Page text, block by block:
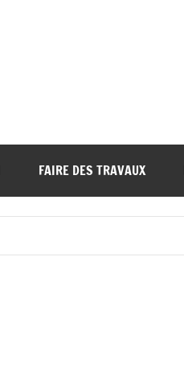
FAIRE DES TRAVAUX